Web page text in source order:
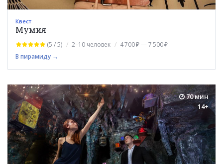
Квест
Мумия
(5 / 5) 2–10 человек
4 700 ₽ — 7 500 ₽
В пирамиду →
70 мин
14+